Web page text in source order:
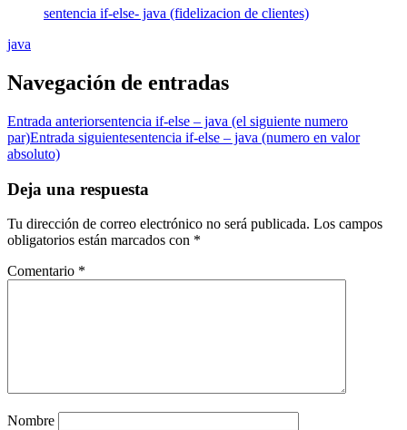
sentencia if-else- java (fidelizacion de clientes)
java
Navegación de entradas
Entrada anteriorsentencia if-else – java (el siguiente numero
par)Entrada siguientesentencia if-else – java (numero en valor
absoluto)
Deja una respuesta
Tu dirección de correo electrónico no será publicada. Los campos
obligatorios están marcados con *
Comentario *
Nombre